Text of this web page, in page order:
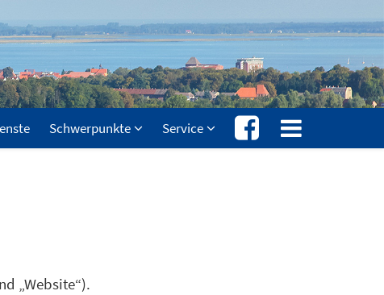
Schwerpunkte Service
„Website“).